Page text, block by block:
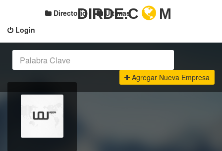
Login
Directorio Últimas
DIRDE.C M
Agregar Nueva Empresa